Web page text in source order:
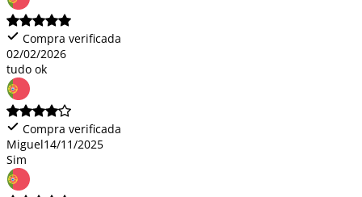
Compra verificada
02/02/2026
tudo ok
Compra verificada
Miguel14/11/2025
Sim